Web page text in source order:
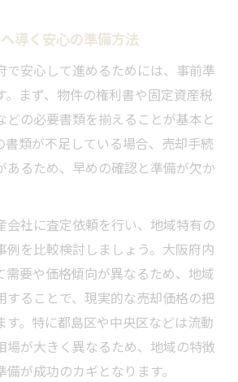
契約でよくある質問とその回答
約を進めるための注意点整理
るべき不動産売却の注意点
契約で必ず確認したい条件
見落としがちな重要ポイント
トラブルを防ぐ確認事項
約するためのリスク回避策
売却のトラブルを避けたいなら
却トラブルを未然に防ぐ方法
い不動産売却の相談事例紹介
る不動産売却サポートの選び方
ランキングや評判を参考にする
導く安心の準備方法
で安心して進めるためには、事前準
。まず、物件の権利書や固定資産税
どの必要書類を揃えることが基本と
書類が不足している場合、売却手続
あるため、早めの確認と準備が欠か
会社に査定依頼を行い、地域特有の
例を比較検討しましょう。大阪府内
需要や価格傾向が異なるため、地域
することで、現実的な売却価格の把
す。特に都島区や中央区などは流動
場が大きく異なるため、地域の特徴
が成功のカギとなります。